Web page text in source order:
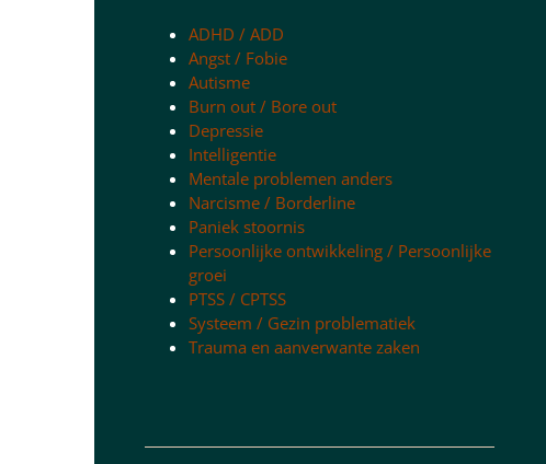
ADHD / ADD
Angst / Fobie
Autisme
Burn out / Bore out
Depressie
Intelligentie
Mentale problemen anders
Narcisme / Borderline
Paniek stoornis
Persoonlijke ontwikkeling / Persoonlijke
groei
PTSS / CPTSS
Systeem / Gezin problematiek
Trauma en aanverwante zaken